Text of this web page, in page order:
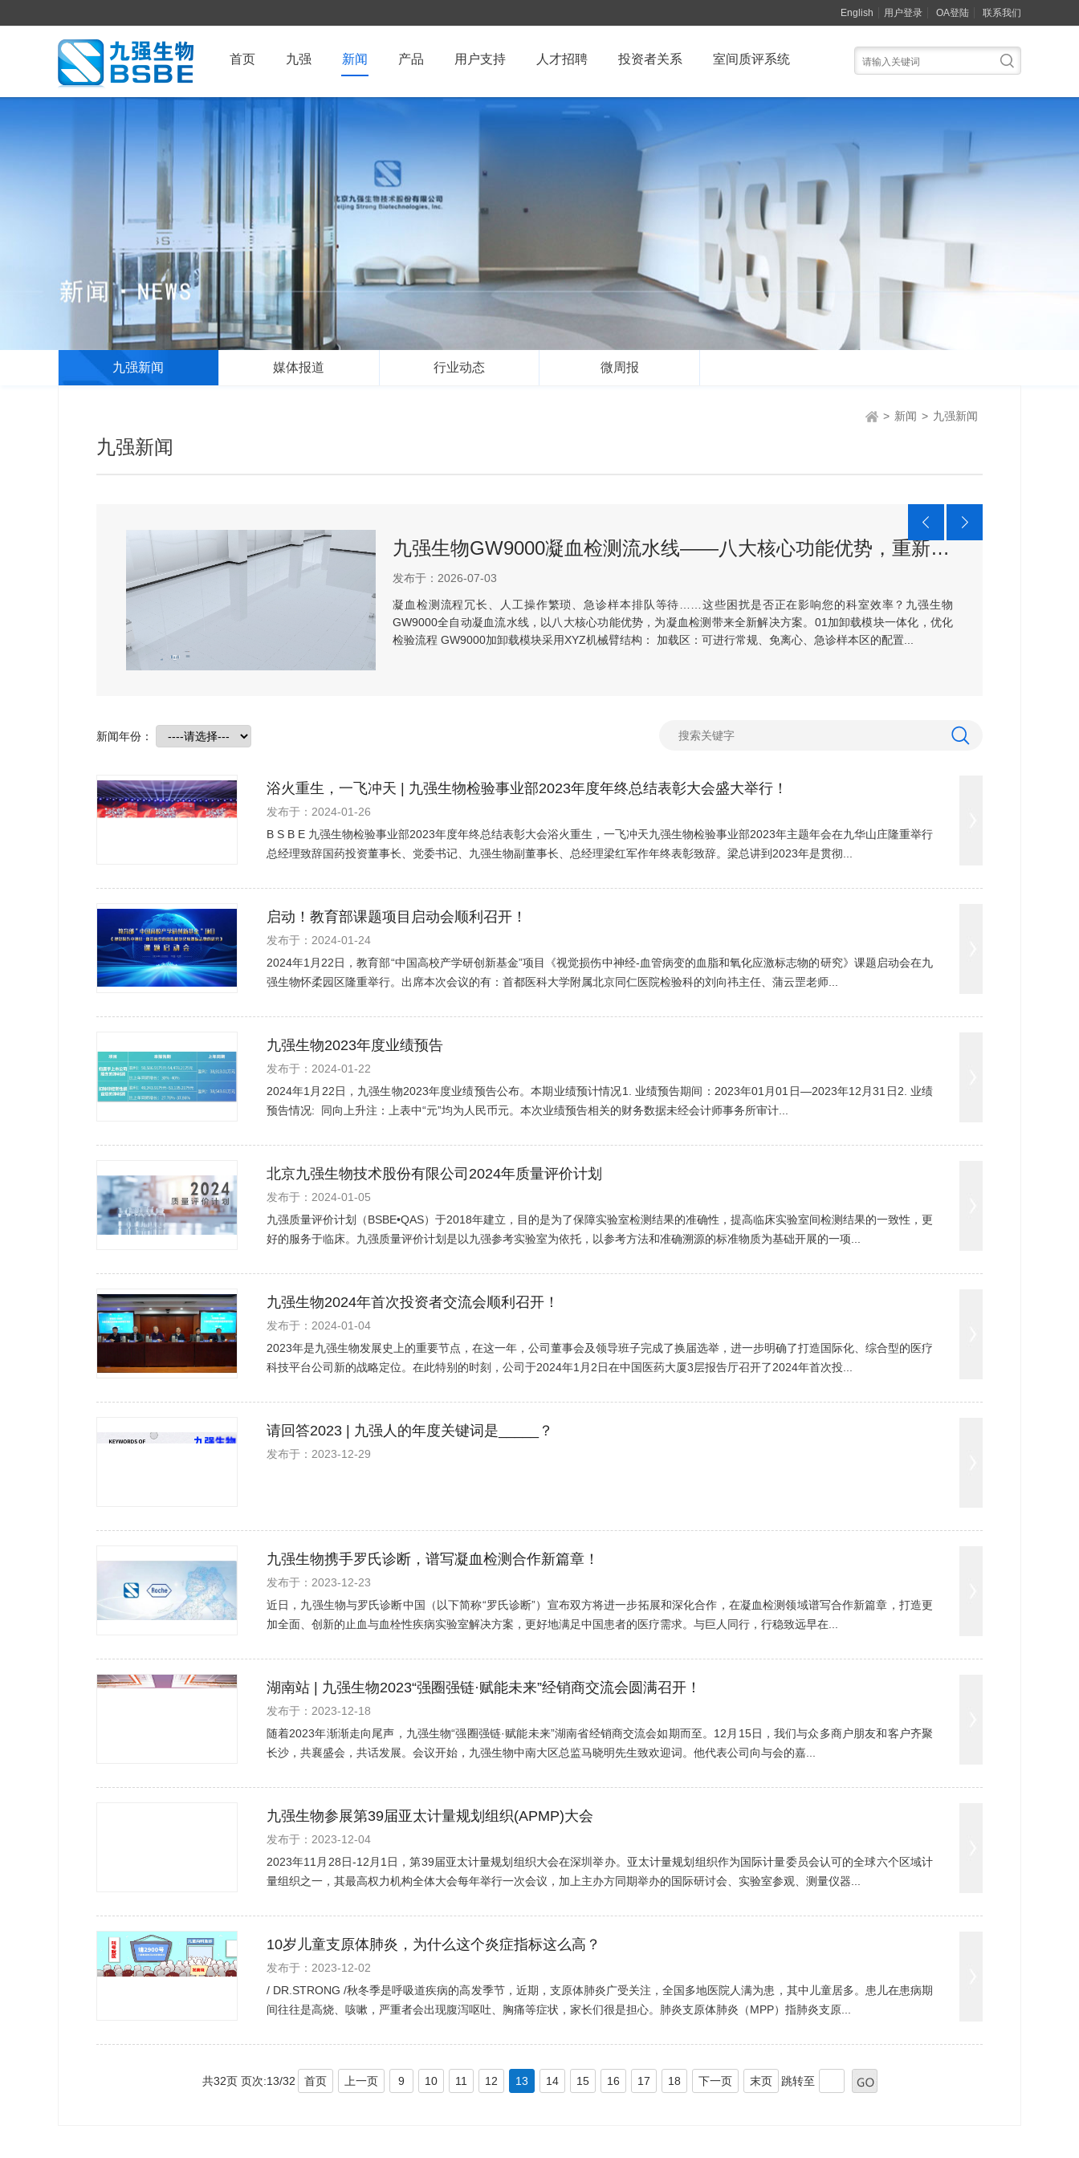
English 用户登录 OA登陆 联系我们
首页 九强 新闻 产品 用户支持 人才招聘 投资者关系 室间质评系统
九强新闻 媒体报道 行业动态 微周报
> 新闻 > 九强新闻
九强新闻
九强生物GW9000凝血检测流水线——八大核心功能优势，重新定义凝血检测效率
发布于：2026-07-03
凝血检测流程冗长、人工操作繁琐、急诊样本排队等待……这些困扰是否正在影响您的科室效率？九强生物
GW9000全自动凝血流水线，以八大核心功能优势，为凝血检测带来全新解决方案。01加卸载模块一体化，优化
检验流程 GW9000加卸载模块采用XYZ机械臂结构： 加载区：可进行常规、免离心、急诊样本区的配置...
新闻年份：
浴火重生，一飞冲天 | 九强生物检验事业部2023年度年终总结表彰大会盛大举行！
发布于：2024-01-26
B S B E 九强生物检验事业部2023年度年终总结表彰大会浴火重生，一飞冲天九强生物检验事业部2023年主题年会在九华山庄隆重举行
总经理致辞国药投资董事长、党委书记、九强生物副董事长、总经理梁红军作年终表彰致辞。梁总讲到2023年是贯彻...
启动！教育部课题项目启动会顺利召开！
发布于：2024-01-24
2024年1月22日，教育部“中国高校产学研创新基金”项目《视觉损伤中神经-血管病变的血脂和氧化应激标志物的研究》课题启动会在九
强生物怀柔园区隆重举行。出席本次会议的有：首都医科大学附属北京同仁医院检验科的刘向祎主任、蒲云罡老师...
九强生物2023年度业绩预告
发布于：2024-01-22
2024年1月22日，九强生物2023年度业绩预告公布。本期业绩预计情况1. 业绩预告期间：2023年01月01日—2023年12月31日2. 业绩
预告情况: 同向上升注：上表中“元”均为人民币元。本次业绩预告相关的财务数据未经会计师事务所审计...
北京九强生物技术股份有限公司2024年质量评价计划
发布于：2024-01-05
九强质量评价计划（BSBE•QAS）于2018年建立，目的是为了保障实验室检测结果的准确性，提高临床实验室间检测结果的一致性，更
好的服务于临床。九强质量评价计划是以九强参考实验室为依托，以参考方法和准确溯源的标准物质为基础开展的一项...
九强生物2024年首次投资者交流会顺利召开！
发布于：2024-01-04
2023年是九强生物发展史上的重要节点，在这一年，公司董事会及领导班子完成了换届选举，进一步明确了打造国际化、综合型的医疗
科技平台公司新的战略定位。在此特别的时刻，公司于2024年1月2日在中国医药大厦3层报告厅召开了2024年首次投...
请回答2023 | 九强人的年度关键词是_____？
发布于：2023-12-29
九强生物携手罗氏诊断，谱写凝血检测合作新篇章！
发布于：2023-12-23
近日，九强生物与罗氏诊断中国（以下简称“罗氏诊断”）宣布双方将进一步拓展和深化合作，在凝血检测领域谱写合作新篇章，打造更
加全面、创新的止血与血栓性疾病实验室解决方案，更好地满足中国患者的医疗需求。与巨人同行，行稳致远早在...
湖南站 | 九强生物2023“强圈强链·赋能未来”经销商交流会圆满召开！
发布于：2023-12-18
随着2023年渐渐走向尾声，九强生物“强圈强链·赋能未来”湖南省经销商交流会如期而至。12月15日，我们与众多商户朋友和客户齐聚
长沙，共襄盛会，共话发展。会议开始，九强生物中南大区总监马晓明先生致欢迎词。他代表公司向与会的嘉...
九强生物参展第39届亚太计量规划组织(APMP)大会
发布于：2023-12-04
2023年11月28日-12月1日，第39届亚太计量规划组织大会在深圳举办。亚太计量规划组织作为国际计量委员会认可的全球六个区域计
量组织之一，其最高权力机构全体大会每年举行一次会议，加上主办方同期举办的国际研讨会、实验室参观、测量仪器...
10岁儿童支原体肺炎，为什么这个炎症指标这么高？
发布于：2023-12-02
/ DR.STRONG /秋冬季是呼吸道疾病的高发季节，近期，支原体肺炎广受关注，全国多地医院人满为患，其中儿童居多。患儿在患病期
间往往是高烧、咳嗽，严重者会出现腹泻呕吐、胸痛等症状，家长们很是担心。肺炎支原体肺炎（MPP）指肺炎支原...
共32页 页次:13/32 首页 上一页 9 10 11 12 13 14 15 16 17 18 下一页 末页 跳转至